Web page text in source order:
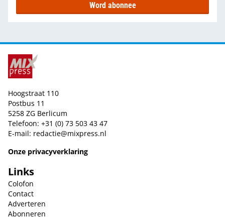
Word abonnee
Hoogstraat 110
Postbus 11
5258 ZG Berlicum
Telefoon: +31 (0) 73 503 43 47
E-mail: redactie@mixpress.nl
Onze privacyverklaring
Links
Colofon
Contact
Adverteren
Abonneren